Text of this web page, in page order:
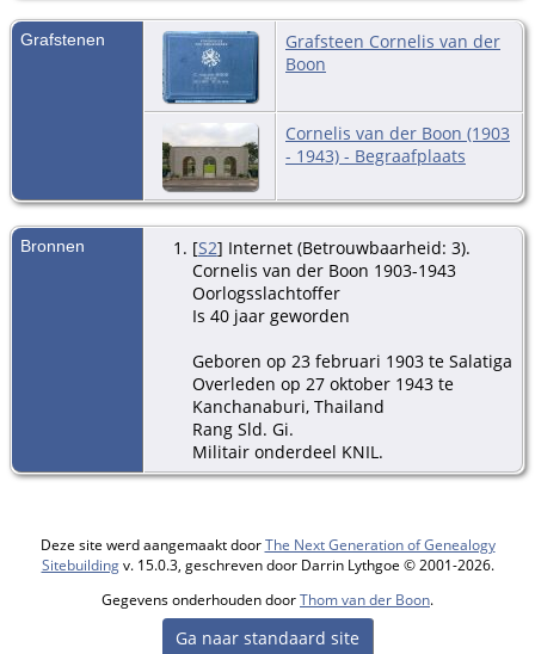
Grafstenen
Grafsteen Cornelis van der
Boon
Cornelis van der Boon (1903
- 1943) - Begraafplaats
Bronnen [S2] Internet (Betrouwbaarheid: 3).
Cornelis van der Boon 1903-1943
Oorlogsslachtoffer
Is 40 jaar geworden
Geboren op 23 februari 1903 te Salatiga
Overleden op 27 oktober 1943 te
Kanchanaburi, Thailand
Rang Sld. Gi.
Militair onderdeel KNIL.
Deze site werd aangemaakt doorThe Next Generation of Genealogy
Sitebuildingv. 15.0.3, geschreven door Darrin Lythgoe © 2001-2026.
Gegevens onderhouden doorThom van der Boon.
Ga naar standaard site